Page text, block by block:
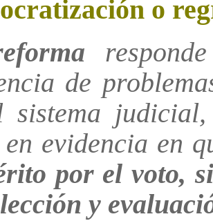
o
de
sistema
en evidencia en
por el voto,
y